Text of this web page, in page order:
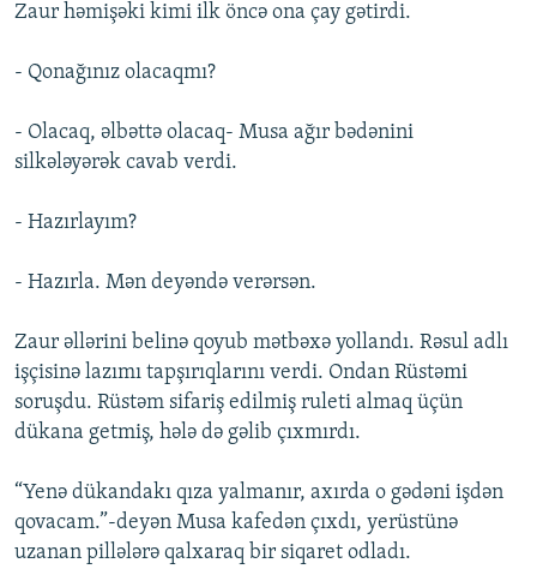
Zaur həmişəki kimi ilk öncə ona çay gətirdi.
- Qonağınız olacaqmı?
- Olacaq, əlbəttə olacaq- Musa ağır bədənini
silkələyərək cavab verdi.
- Hazırlayım?
- Hazırla. Mən deyəndə verərsən.
Zaur əllərini belinə qoyub mətbəxə yollandı. Rəsul adlı
işçisinə lazımı tapşırıqlarını verdi. Ondan Rüstəmi
soruşdu. Rüstəm sifariş edilmiş ruleti almaq üçün
dükana getmiş, hələ də gəlib çıxmırdı.
“Yenə dükandakı qıza yalmanır, axırda o gədəni işdən
qovacam.”-deyən Musa kafedən çıxdı, yerüstünə
uzanan pillələrə qalxaraq bir siqaret odladı.